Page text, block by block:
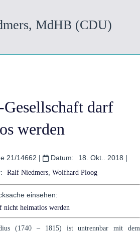
darf
werden
21/14662 | Datum: 18. Okt.. 2018 |
Ralf Niedmers, Wolfhard Ploog
einsehen:
nicht heimatlos werden
(1740 – 1815) ist untrennbar mit dem